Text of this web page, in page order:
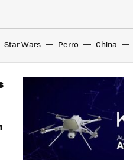
Star Wars Perro China